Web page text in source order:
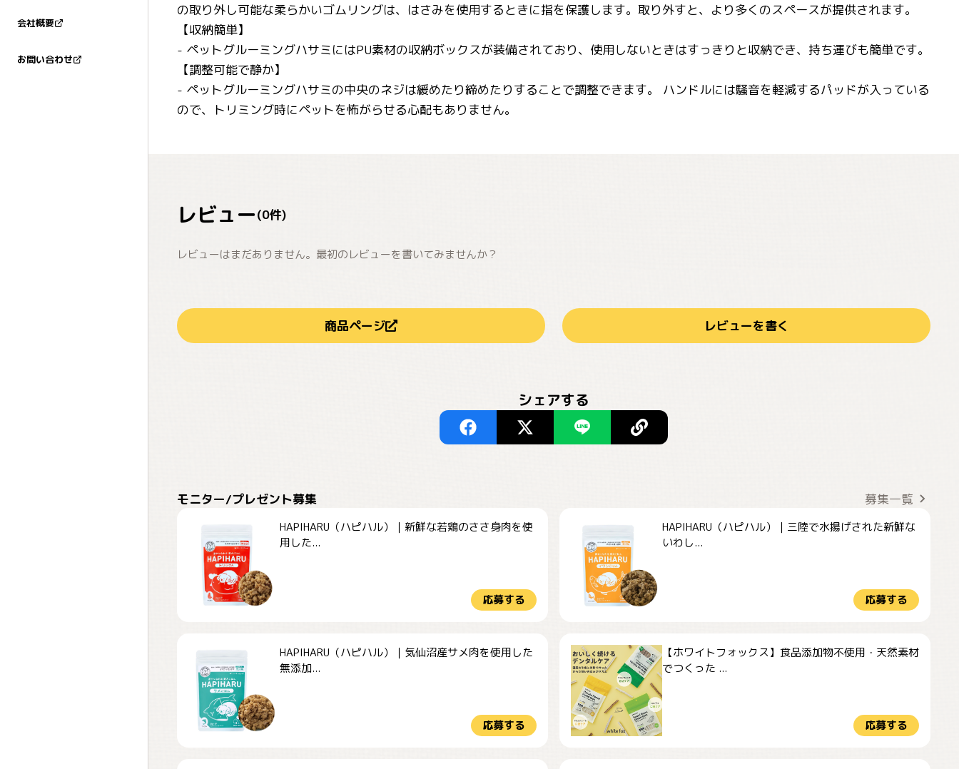
会社概要
お問い合わせ
の取り外し可能な柔らかいゴムリングは、はさみを使用するときに指を保護します。取り外すと、より多くのスペースが提供されます。
【収納簡単】
- ペットグルーミングハサミにはPU素材の収納ボックスが装備されており、使用しないときはすっきりと収納でき、持ち運びも簡単です。
【調整可能で静か】
- ペットグルーミングハサミの中央のネジは緩めたり締めたりすることで調整できます。 ハンドルには騒音を軽減するパッドが入っている
ので、トリミング時にペットを怖がらせる心配もありません。
レビュー(0件)
レビューはまだありません。最初のレビューを書いてみませんか？
商品ページ レビューを書く
シェアする
モニター/プレゼント募集 募集一覧
HAPIHARU（ハピハル）｜新鮮な若鶏のささ身肉を使
用した...
応募する
HAPIHARU（ハピハル）｜三陸で水揚げされた新鮮な
いわし...
応募する
HAPIHARU（ハピハル）｜気仙沼産サメ肉を使用した
無添加...
応募する
【ホワイトフォックス】食品添加物不使用・天然素材
でつくった ...
応募する